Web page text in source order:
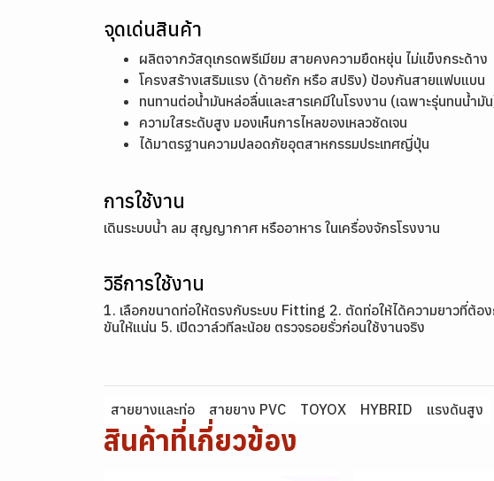
จุดเด่นสินค้า
ผลิตจากวัสดุเกรดพรีเมียม สายคงความยืดหยุ่น ไม่แข็งกระด้าง
โครงสร้างเสริมแรง (ด้ายถัก หรือ สปริง) ป้องกันสายแฟบแบน
ทนทานต่อน้ำมันหล่อลื่นและสารเคมีในโรงงาน (เฉพาะรุ่นทนน้ำมั
ความใสระดับสูง มองเห็นการไหลของเหลวชัดเจน
ได้มาตรฐานความปลอดภัยอุตสาหกรรมประเทศญี่ปุ่น
การใช้งาน
เดินระบบน้ำ ลม สุญญากาศ หรืออาหาร ในเครื่องจักรโรงงาน
วิธีการใช้งาน
1. เลือกขนาดท่อให้ตรงกับระบบ Fitting 2. ตัดท่อให้ได้ความยาวที่ต้
ขันให้แน่น 5. เปิดวาล์วทีละน้อย ตรวจรอยรั่วก่อนใช้งานจริง
สายยางและท่อ สายยาง PVC TOYOX HYBRID แรงดันสูง
สินค้าที่เกี่ยวข้อง